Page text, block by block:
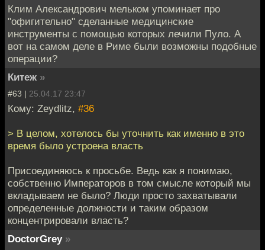
Клим Александрович мельком упоминает про
"офигительно" сделанные медицинские
инструменты с помощью которых лечили Пуло. А
вот на самом деле в Риме были возможны подобные
операции?
Китеж »
#63 | 25.04.17 23:47
Кому: Zeydlitz, #36
> В целом, хотелось бы уточнить как именно в это
время было устроена власть
Присоединяюсь к просьбе. Ведь как я понимаю,
собственно Императоров в том смысле который мы
вкладываем не было? Люди просто захватывали
определенные должности и таким образом
концентрировали власть?
DoctorGrey »